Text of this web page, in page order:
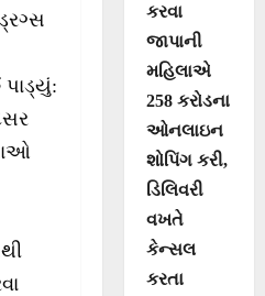
કરવા
જાપાની
મહિલાએ
258 કરોડના
ઓનલાઇન
શોપિંગ કરી,
ડિલિવરી
વખતે
કેન્સલ
કરતા